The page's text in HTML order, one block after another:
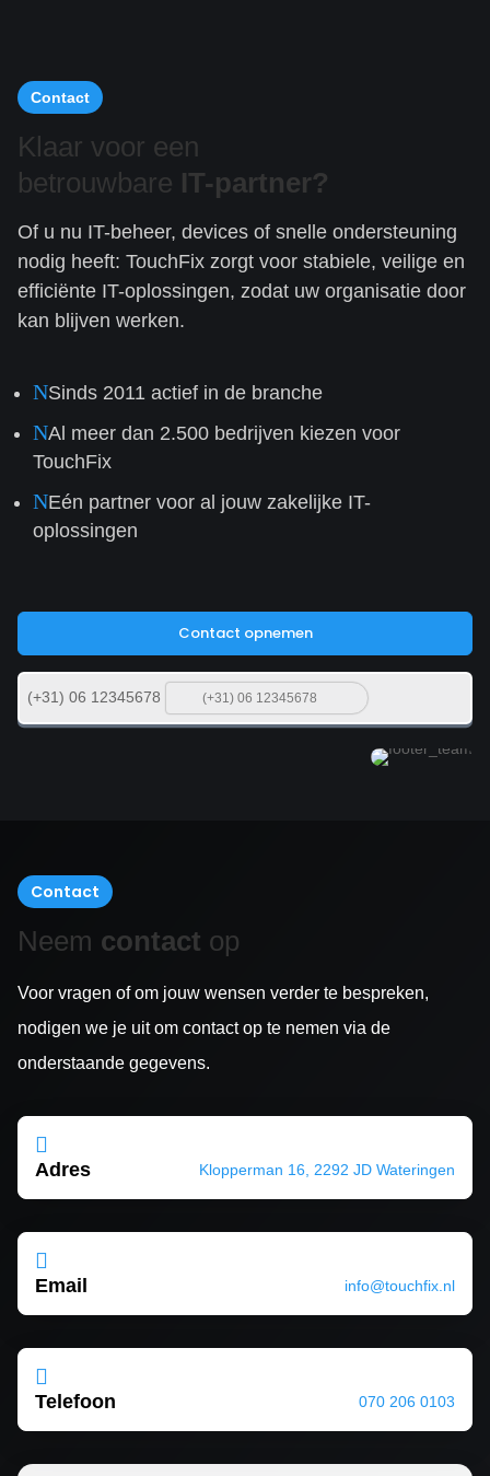
Contact
Klaar voor een
betrouwbare IT-partner?
Of u nu IT-beheer, devices of snelle ondersteuning
nodig heeft: TouchFix zorgt voor stabiele, veilige en
efficiënte IT-oplossingen, zodat uw organisatie door
kan blijven werken.
NSinds 2011 actief in de branche
NAl meer dan 2.500 bedrijven kiezen voor
TouchFix
NEén partner voor al jouw zakelijke IT-
oplossingen
Contact opnemen
(+31) 06 12345678
Contact
Neem contact op
Voor vragen of om jouw wensen verder te bespreken,
nodigen we je uit om contact op te nemen via de
onderstaande gegevens.

Adres Klopperman 16, 2292 JD Wateringen

Email info@touchfix.nl

Telefoon 070 206 0103